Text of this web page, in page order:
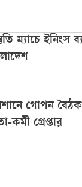
ম্যাচে ইনিংস
গোপন
কর্মী গ্রেপ্তার